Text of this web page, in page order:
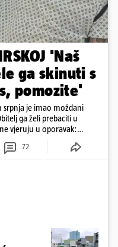
'Naš
ga skinuti s
pomozite'
srpnja je imao moždani
ga želi prebaciti u
vjeruju u oporavak:
72